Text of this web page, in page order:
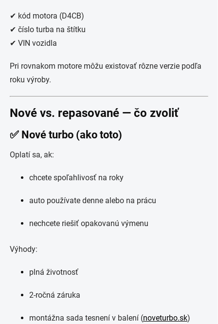
✔ kód motora (D4CB)
✔ číslo turba na štítku
✔ VIN vozidla
Pri rovnakom motore môžu existovať rôzne verzie podľa
roku výroby.
Nové vs. repasované — čo zvoliť
✅ Nové turbo (ako toto)
Oplatí sa, ak:
chcete spoľahlivosť na roky
auto používate denne alebo na prácu
nechcete riešiť opakovanú výmenu
Výhody:
plná životnosť
2-ročná záruka
montážna sada tesnení v balení (noveturbo.sk)